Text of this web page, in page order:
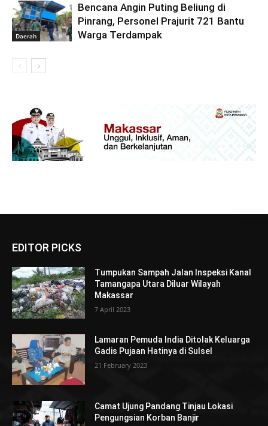
Daerah
Bencana Angin Puting Beliung di
Pinrang, Personel Prajurit 721 Bantu
Warga Terdampak
EDITOR PICKS
Tumpukan Sampah Jalan Inspeksi Kanal
Tamangapa Utara Diluar Wilayah
Makassar
7 April 2023
Lamaran Pemuda India Ditolak Keluarga
Gadis Pujaan Hatinya di Sulsel
21 February 2023
Camat Ujung Pandang Tinjau Lokasi
Pengungsian Korban Banjir